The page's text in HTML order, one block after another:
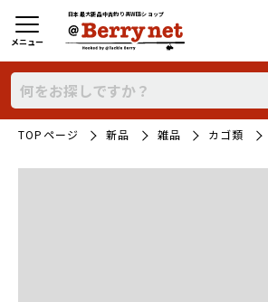
日本最大新品中古釣り具WEBショップ
メニュー
TOPページ 新品 雑品 カゴ類